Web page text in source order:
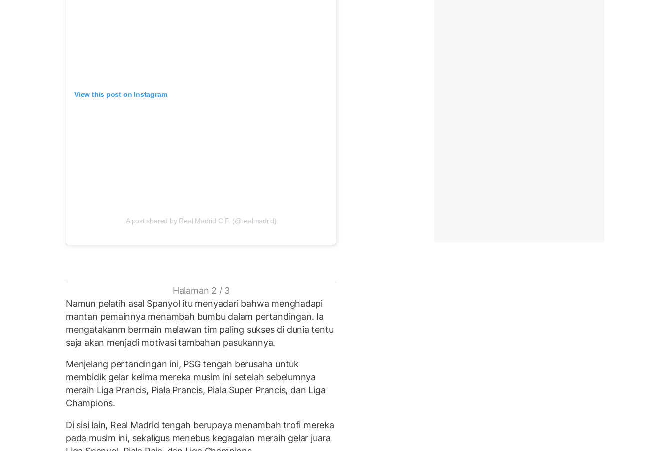
View this post on Instagram
A post shared by Real Madrid C.F. (@realmadrid)
Halaman 2 / 3
Namun pelatih asal Spanyol itu menyadari bahwa menghadapi
mantan pemainnya menambah bumbu dalam pertandingan. Ia
mengatakanm bermain melawan tim paling sukses di dunia tentu
saja akan menjadi motivasi tambahan pasukannya.
Menjelang pertandingan ini, PSG tengah berusaha untuk
membidik gelar kelima mereka musim ini setelah sebelumnya
meraih Liga Prancis, Piala Prancis, Piala Super Prancis, dan Liga
Champions.
Di sisi lain, Real Madrid tengah berupaya menambah trofi mereka
pada musim ini, sekaligus menebus kegagalan meraih gelar juara